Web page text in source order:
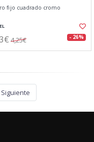
fijo cuadrado cromo
4,25€ - 26%
Siguiente